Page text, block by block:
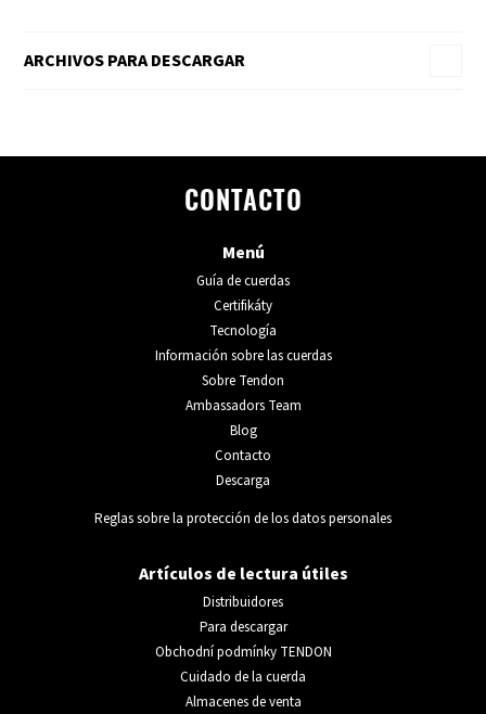
ARCHIVOS PARA DESCARGAR
CONTACTO
Menú
Guía de cuerdas
Certifikáty
Tecnología
Información sobre las cuerdas
Sobre Tendon
Ambassadors Team
Blog
Contacto
Descarga
Reglas sobre la protección de los datos personales
Artículos de lectura útiles
Distribuidores
Para descargar
Obchodní podmínky TENDON
Cuidado de la cuerda
Almacenes de venta